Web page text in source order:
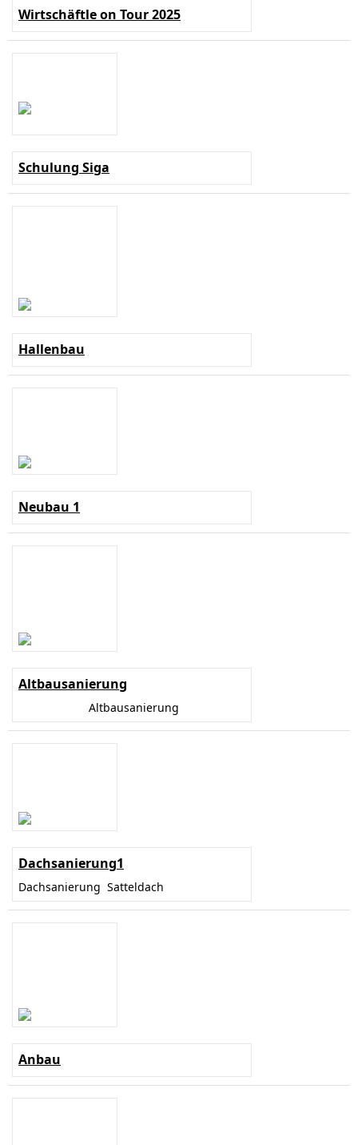
Wirtschäftle on Tour 2025
Schulung Siga
Hallenbau
Neubau 1
Altbausanierung
Altbausanierung
Dachsanierung1
Dachsanierung Satteldach
Anbau